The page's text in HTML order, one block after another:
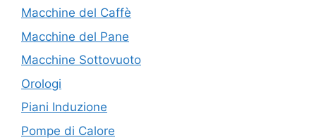
Macchine del Caffè
Macchine del Pane
Macchine Sottovuoto
Orologi
Piani Induzione
Pompe di Calore